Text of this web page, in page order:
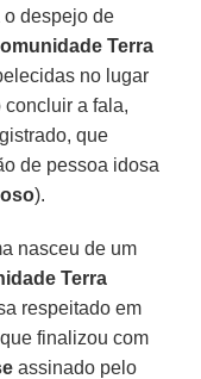
despejo de
Terra
no lugar
concluir a fala,
que
de pessoa idosa
).
nasceu de um
Terra
respeitado em
finalizou com
assinado pelo